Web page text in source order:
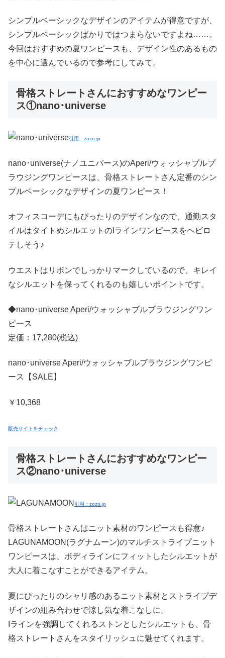
シンプルベーシックなデザインのアイテムが得意ですが、
シンプルベーシックばかりではつまらないですよね……。
今回はおすすめの夏ワンピースも、デザイン性のあるもの
を中心に選んでいるので参考にしてみて。
骨格ストレートさんにおすすめなワンピー
ス①nano･universe
引用：zozo.jp
nano･universe(ナノユニバース)のAperi/ウォッシャブルブ
ラウジングワンピースは、骨格ストレートさん定番のシン
プルベーシックなデザインの夏ワンピース！
オフィスコーデにもぴったりのデザインなので、通勤スタ
イルはタイトめシルエットのIラインワンピースをヘビロ
テしそう♪
ウエストはリボンでしっかりマークしているので、キレイ
なシルエットを保ってくれるのも嬉しいポイントです。
◆nano･universe Aperi/ウォッシャブルブラウジングワン
ピース
定価：17,280(税込)
nano･universe Aperi/ウォッシャブルブラウジングワンピ
ース【SALE】
￥10,368
販売サイトをチェック
骨格ストレートさんにおすすめなワンピー
ス②nano･universe
引用：zozo.jp
骨格ストレートさんはニット素材のワンピースも得意♪
LAGUNAMOON(ラグナムーン)のマルチストライプニット
ワンピースは、ボディラインにフィットしたシルエットが
大人に着こなすことができるアイテム。
夏にぴったりのシャリ感のあるニット素材とストライプデ
ザインの組み合わせで涼し気な着こなしに。
Iラインを強調してくれるストンとしたシルエットも、骨
格ストレートさんをスタイリッシュに魅せてくれます。